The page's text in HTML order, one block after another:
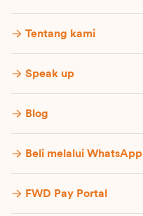
Tentang kami
Speak up
Blog
Beli melalui WhatsApp
FWD Pay Portal